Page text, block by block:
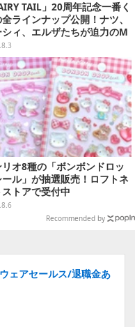
TAIL」20周年記念一番く
全ラインナップ公開！ナツ、
ィ、エルザたちが迫力のM
で初登場
オ8種の「ボンボンドロッ
ール」が抽選販売！ロフトネ
ストアで受付中
Recommended by
ェアセールス/退職金あ